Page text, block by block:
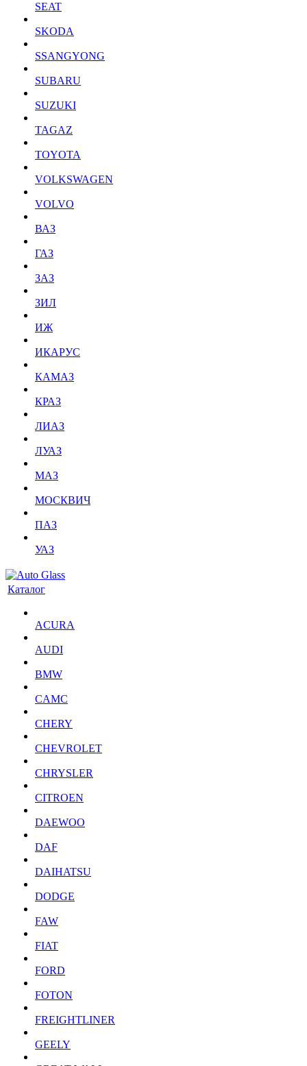
SEAT
SKODA
SSANGYONG
SUBARU
SUZUKI
TAGAZ
TOYOTA
VOLKSWAGEN
VOLVO
ВАЗ
ГАЗ
ЗАЗ
ЗИЛ
ИЖ
ИКАРУС
КАМАЗ
КРАЗ
ЛИАЗ
ЛУАЗ
МАЗ
МОСКВИЧ
ПАЗ
УАЗ
Каталог
ACURA
AUDI
BMW
CAMC
CHERY
CHEVROLET
CHRYSLER
CITROEN
DAEWOO
DAF
DAIHATSU
DODGE
FAW
FIAT
FORD
FOTON
FREIGHTLINER
GEELY